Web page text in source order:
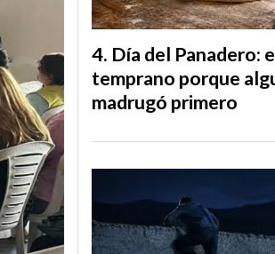
Día del Panadero:
temprano porque
madrugó primero